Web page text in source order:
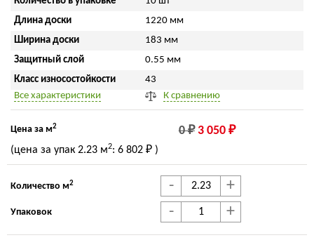
Длина доски
1220 мм
Ширина доски
183 мм
Защитный слой
0.55 мм
Класс износостойкости
43
Все характеристики
К сравнению
Цена за м2 0 ₽ 3 050 ₽
(цена за упак 2.23 м2: 6 802 ₽ )
Количество м2 - +
Упаковок - +